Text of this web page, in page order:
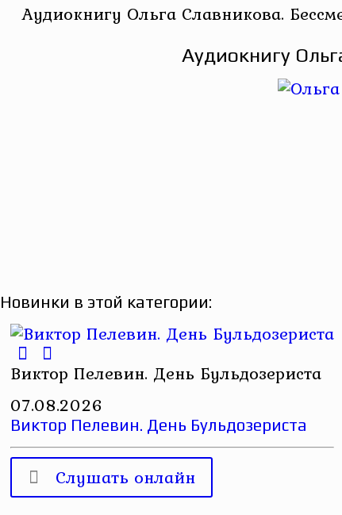
Аудиокнигу Ольга Славникова.
Аудиокнигу
Новинки в этой категории:
Виктор Пелевин. День Бульдозериста
07.08.2026
Виктор Пелевин. День Бульдозериста
Слушать онлайн